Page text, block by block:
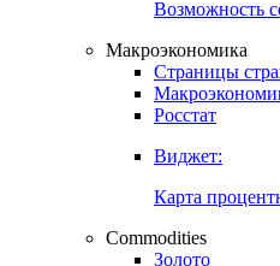
Ставки
Создать индекс
Возможность
Страницы стран
Росстат
Виджет: